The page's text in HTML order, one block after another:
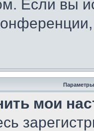
Если вы
Параметры
мои